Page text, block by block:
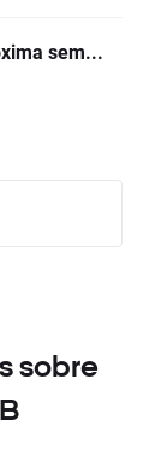
sem...
sobre